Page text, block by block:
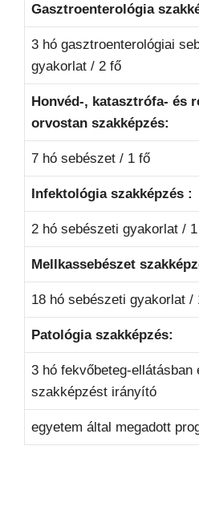
Gasztroenterológia
3 hó gasztroenterológiai
gyakorlat / 2 fő
Honvéd-, katasztrófa- és
orvostan szakképzés:
7 hó sebészet / 1 fő
Infektológia szakképzés :
2 hó sebészeti gyakorlat /
Mellkassebészet
18 hó sebészeti gyakorlat /
Patológia szakképzés:
3 hó fekvőbeteg-
szakképzést irányító
egyetem által megadott